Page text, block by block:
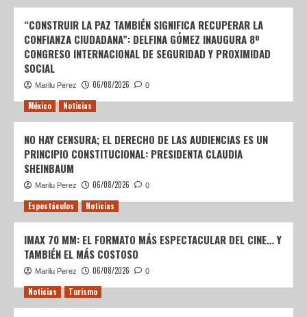
“CONSTRUIR LA PAZ TAMBIÉN SIGNIFICA RECUPERAR LA
CONFIANZA CIUDADANA”: DELFINA GÓMEZ INAUGURA 8º
CONGRESO INTERNACIONAL DE SEGURIDAD Y PROXIMIDAD
SOCIAL
Marilu Perez 06/08/2026 0
México Noticias
NO HAY CENSURA; EL DERECHO DE LAS AUDIENCIAS ES UN
PRINCIPIO CONSTITUCIONAL: PRESIDENTA CLAUDIA
SHEINBAUM
Marilu Perez 06/08/2026 0
Espectáculos Noticias
IMAX 70 MM: EL FORMATO MÁS ESPECTACULAR DEL CINE… Y
TAMBIÉN EL MÁS COSTOSO
Marilu Perez 06/08/2026 0
Noticias Turismo